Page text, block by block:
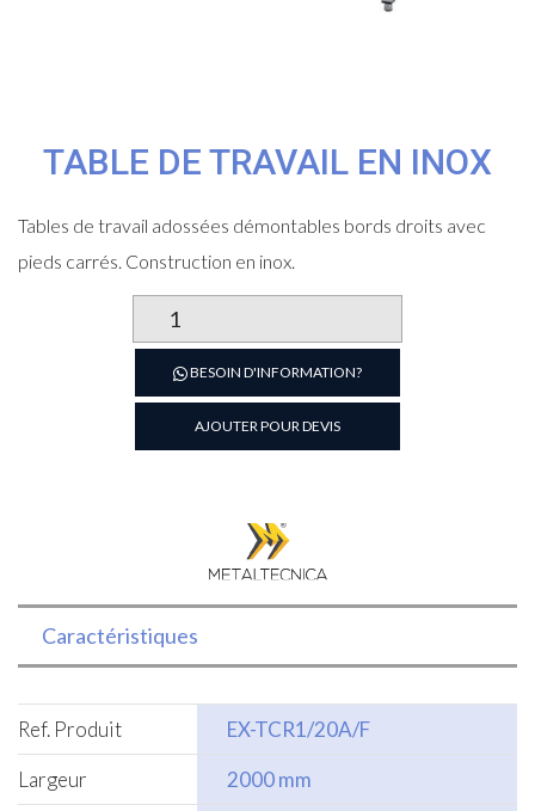
TABLE DE TRAVAIL EN INOX
Tables de travail adossées démontables bords droits avec
pieds carrés. Construction en inox.
de
Table
de
travail
en
BESOIN D'INFORMATION?
AJOUTER POUR DEVIS
Caractéristiques
Ref. Produit
EX-TCR1/20A/F
Largeur
2000 mm